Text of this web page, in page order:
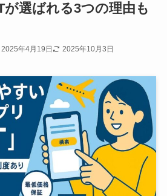
が選ばれる3つの理由も
2025年4月19日 2025年10月3日